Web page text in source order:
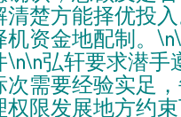
清楚方能择优投
机资金地配制。
\n\n弘轩要求潜手
次需要经验实足
权限发展地方约